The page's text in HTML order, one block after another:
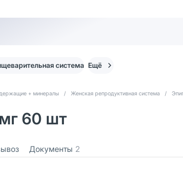
система Ещё
+ минералы / Женская репродуктивная система /
60 шт
Документы 2